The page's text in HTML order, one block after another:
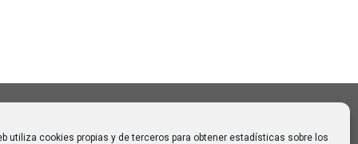
utiliza cookies propias y de terceros para obtener estadísticas sobre los